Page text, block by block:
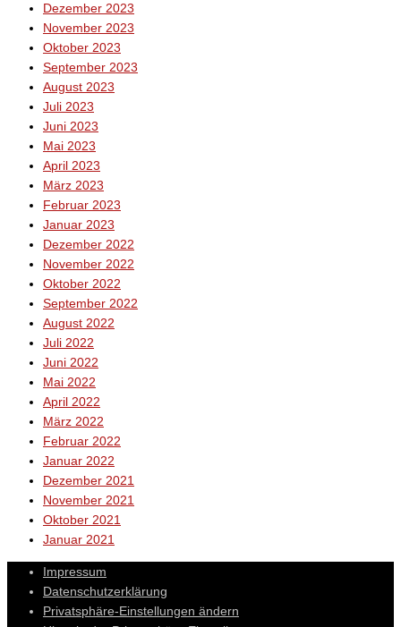
Dezember 2023
November 2023
Oktober 2023
September 2023
August 2023
Juli 2023
Juni 2023
Mai 2023
April 2023
März 2023
Februar 2023
Januar 2023
Dezember 2022
November 2022
Oktober 2022
September 2022
August 2022
Juli 2022
Juni 2022
Mai 2022
April 2022
März 2022
Februar 2022
Januar 2022
Dezember 2021
November 2021
Oktober 2021
Januar 2021
Impressum
Datenschutzerklärung
Privatsphäre-Einstellungen ändern